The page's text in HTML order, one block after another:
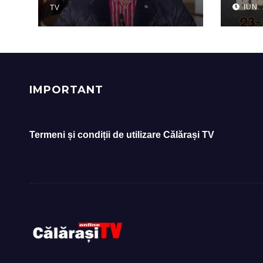
TV IUN.
IMPORTANT
Termeni și condiții de utilizare Călărași TV